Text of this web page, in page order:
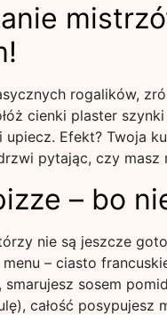
rogalików,
cienki plaster
upiecz. Efekt? Twoja
pytając, czy masz
– bo
nie są jeszcze
– ciasto
smarujesz sosem
całość posypujesz